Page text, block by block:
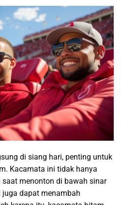
di siang hari, penting untuk
Kacamata ini tidak hanya
menonton di bawah sinar
dapat menambah